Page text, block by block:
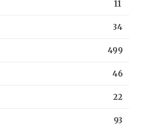
11
34
499
46
22
93